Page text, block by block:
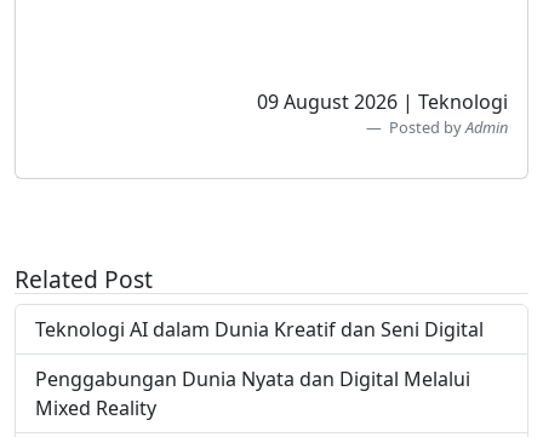
09 August 2026 | Teknologi
Posted byAdmin
Related Post
Teknologi AI dalam Dunia Kreatif dan Seni Digital
Penggabungan Dunia Nyata dan Digital Melalui
Mixed Reality